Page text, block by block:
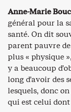
Anne-Marie
général pour la
santé. On dit
parent pauvre
plus « physique
y a beaucoup
long d’avoir des
lesquels, donc
qui est celui